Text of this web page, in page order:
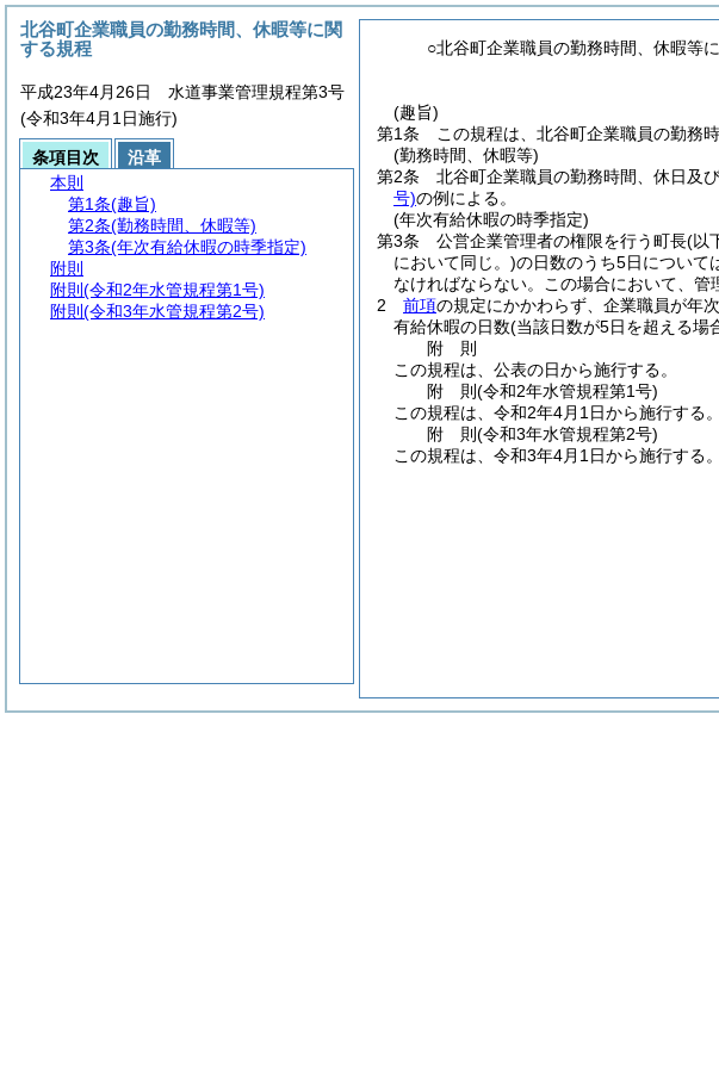
○北谷町企業職員の勤務時間、休暇等
(趣旨)
第1条
この規程は、北谷町企業職員の勤務
(勤務時間、休暇等)
第2条
北谷町企業職員の勤務時間、休日及
号)の例による。
(年次有給休暇の時季指定)
第3条
公営企業管理者の権限を行う町長(以
において同じ。)の日数のうち5日について
なければならない。
この場合において、管
2
前項の規定にかかわらず、企業職員が年
有給休暇の日数(当該日数が5日を超える場
附 則
この規程は、公表の日から施行する。
附 則(令和2年水管規程第1号)
この規程は、令和2年4月1日から施行する。
附 則(令和3年水管規程第2号)
この規程は、令和3年4月1日から施行する。
北谷町企業職員の勤務時間、休暇等に関
する規程
平成23年4月26日 水道事業管理規程第3号
(令和3年4月1日施行)
条項目次
沿革
本則
第1条(趣旨)
第2条(勤務時間、休暇等)
第3条(年次有給休暇の時季指定)
附則
附則 (令和2年水管規程第1号)
附則 (令和3年水管規程第2号)